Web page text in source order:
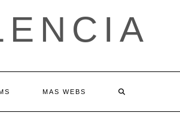
MAS WEBS